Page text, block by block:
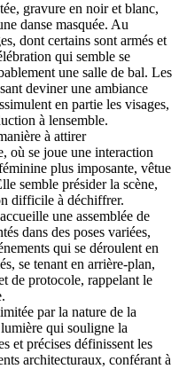
gravure en noir et blanc,
danse masquée. Au
dont certains sont armés et
qui semble se
une salle de bal. Les
deviner une ambiance
en partie les visages,
à lensemble.
à attirer
où se joue une interaction
plus imposante, vêtue
semble présider la scène,
difficile à déchiffrer.
une assemblée de
dans des poses variées,
qui se déroulent en
se tenant en arrière-plan,
de protocole, rappelant le
par la nature de la
qui souligne la
et précises définissent les
architecturaux, conférant à